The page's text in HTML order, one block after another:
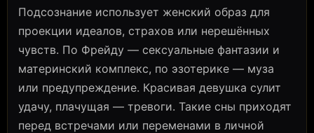
Подсознание использует женский образ для
проекции идеалов, страхов или нерешённых
чувств. По Фрейду — сексуальные фантазии и
материнский комплекс, по эзотерике — муза
или предупреждение. Красивая девушка сулит
удачу, плачущая — тревоги. Такие сны приходят
перед встречами или переменами в личной